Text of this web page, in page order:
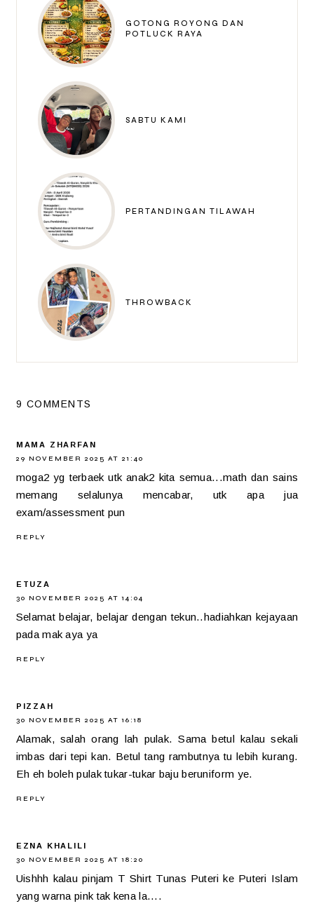
GOTONG ROYONG DAN
POTLUCK RAYA
SABTU KAMI
PERTANDINGAN TILAWAH
THROWBACK
9 COMMENTS
MAMA ZHARFAN
29 NOVEMBER 2025 AT 21:40
moga2 yg terbaek utk anak2 kita semua...math dan sains
memang selalunya mencabar, utk apa jua
exam/assessment pun
REPLY
ETUZA
30 NOVEMBER 2025 AT 14:04
Selamat belajar, belajar dengan tekun..hadiahkan kejayaan
pada mak aya ya
REPLY
PIZZAH
30 NOVEMBER 2025 AT 16:18
Alamak, salah orang lah pulak. Sama betul kalau sekali
imbas dari tepi kan. Betul tang rambutnya tu lebih kurang.
Eh eh boleh pulak tukar-tukar baju beruniform ye.
REPLY
EZNA KHALILI
30 NOVEMBER 2025 AT 18:20
Uishhh kalau pinjam T Shirt Tunas Puteri ke Puteri Islam
yang warna pink tak kena la....